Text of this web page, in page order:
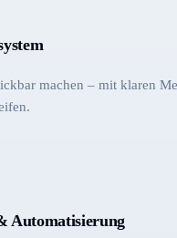
machen – mit klaren
Automatisierung